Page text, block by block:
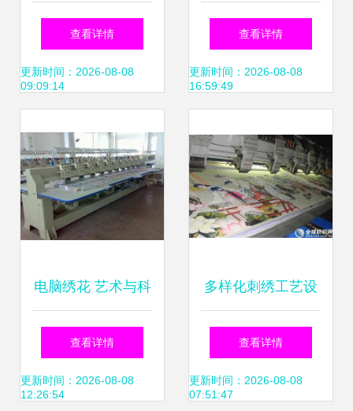
赏 电脑绣花工艺的
精湛之美
查看详情
更新时间：2026-08-08
09:09:14
推荐 以诚信为本，
品质为先——专业
查看详情
更新时间：2026-08-08
16:59:49
电脑绣花 艺术与科
技的完美交织
查看详情
更新时间：2026-08-08
12:26:54
多样化刺绣工艺设
备的创新工厂与批
发选择——全球纺
查看详情
更新时间：2026-08-08
07:51:47